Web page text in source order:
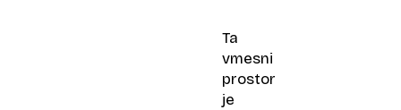
psihologi
pa
Ta
vmesni
prostor
je